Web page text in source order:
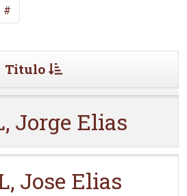
#
Titulo
Jorge Elias
Jose Elias